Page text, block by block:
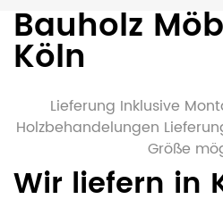
Bauholz
Köln
Lieferung Inklusive
Holzbehandelungen
Größe
Wir liefern in